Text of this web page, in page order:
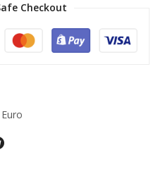
Checkout